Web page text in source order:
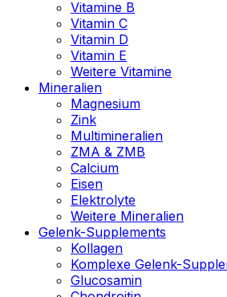
Vitamine B
Vitamin C
Vitamin D
Vitamin E
Weitere Vitamine
Mineralien
Magnesium
Zink
Multimineralien
ZMA & ZMB
Calcium
Eisen
Elektrolyte
Weitere Mineralien
Gelenk-Supplements
Kollagen
Komplexe Gelenk-
Glucosamin